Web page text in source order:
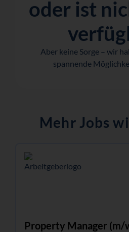
oder ist
Aber keine Sorge – wir
spannende
Mehr Jobs
Property Manager (m/